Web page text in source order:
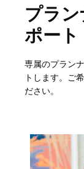
プラ
ポート
専属のプラン
トします。ご
ださい。